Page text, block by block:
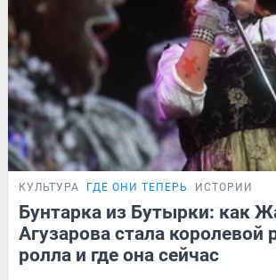
КУЛЬТУРА ГДЕ ОНИ ТЕПЕРЬ ИСТОРИИ
Бунтарка из Бутырки: как
Агузарова стала королевой
ролла и где она сейчас